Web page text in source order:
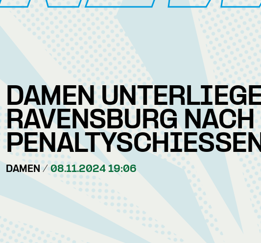
DAMEN
RAVENSBURG NACH
PENALTYSCHIESSEN
DAMEN / 08.11.2024 19:06